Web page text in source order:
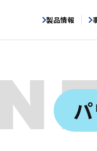
製品情報